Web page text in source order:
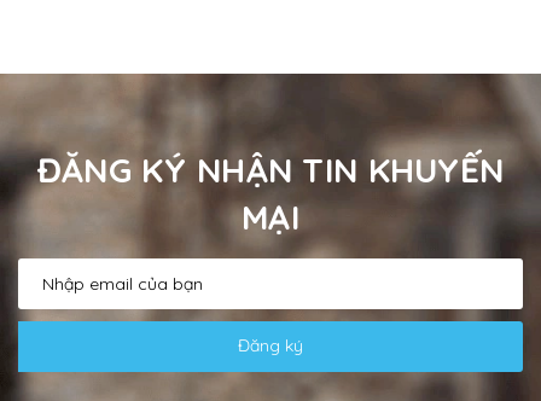
ĐĂNG KÝ NHẬN TIN KHUYẾN
MẠI
Đăng ký